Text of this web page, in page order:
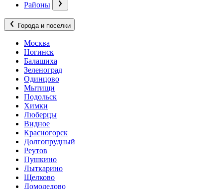
Районы
Города и поселки
Москва
Ногинск
Балашиха
Зеленоград
Одинцово
Мытищи
Подольск
Химки
Люберцы
Видное
Красногорск
Долгопрудный
Реутов
Пушкино
Лыткарино
Щелково
Домодедово